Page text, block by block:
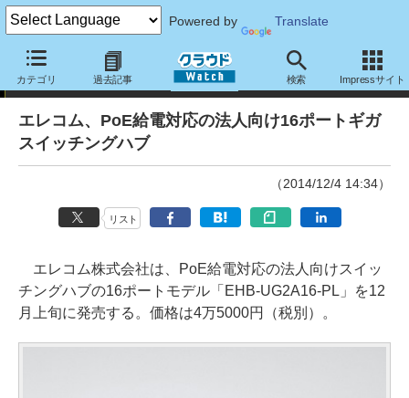
Powered by Translate
カテゴリ 過去記事 検索 Impressサイト
ニュース
エレコム、PoE給電対応の法人向け16ポートギガ
スイッチングハブ
（2014/12/4 14:34）
リスト
エレコム株式会社は、PoE給電対応の法人向けスイッ
チングハブの16ポートモデル「EHB-UG2A16-PL」を12
月上旬に発売する。価格は4万5000円（税別）。